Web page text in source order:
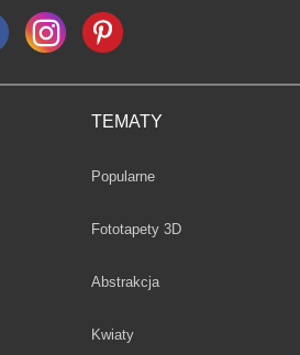
TEMATY
Fototapety
Popularne
Fototapety 3D
Fototapety
Abstrakcja
Fototapety
Kwiaty